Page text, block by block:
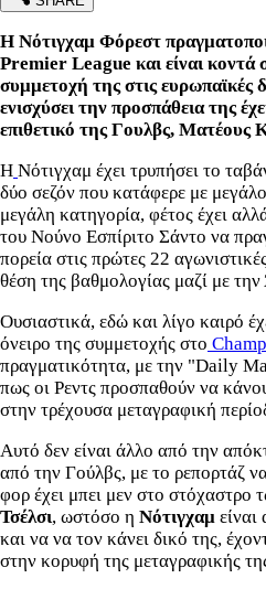
Η Νότιγχαμ Φόρεστ
Premier League και είναι κοντά
συμμετοχή της στις ευρωπαϊκές
ενισχύσει την προσπάθεια της
επιθετικό της Γουλβς, Ματέους
Η Νότιγχαμ έχει τρυπήσει το
δύο σεζόν που κατάφερε με
μεγάλη κατηγορία, φέτος έχει
του Νούνο Εσπίριτο Σάντο να
πορεία στις πρώτες 22
θέση της βαθμολογίας μαζί με
Ουσιαστικά, εδώ και λίγο καιρό
όνειρο της συμμετοχής στο
πραγματικότητα, με την "Daily
πως οι Ρεντς προσπαθούν να
στην τρέχουσα μεταγραφική
Αυτό δεν είναι άλλο από την
από την Γούλβς, με το ρεπορτάζ
φορ έχει μπει μεν στο στόχαστρο
Τσέλσι, ωστόσο η Νότιγχαμ
και να να τον κάνει δικό της,
στην κορυφή της μεταγραφικής